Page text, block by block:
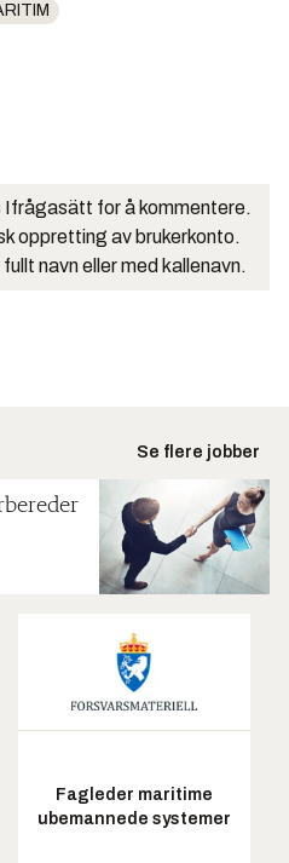
for å kommentere.
oppretting av brukerkonto.
navn eller med kallenavn.
Se flere jobber
Fagleder maritime
ubemannede systemer